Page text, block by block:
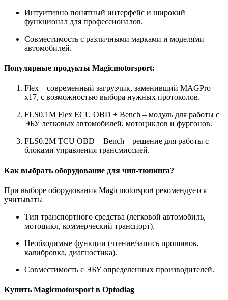
Интуитивно понятный интерфейс и широкий
функционал для профессионалов.
Совместимость с различными марками и моделями
автомобилей.
Популярные продукты Magicmotorsport:
Flex – современный загрузчик, заменивший MAGPro
x17, с возможностью выбора нужных протоколов.
FLS0.1M Flex ECU OBD + Bench – модуль для работы с
ЭБУ легковых автомобилей, мотоциклов и фургонов.
FLS0.2M TCU OBD + Bench – решение для работы с
блоками управления трансмиссией.
Как выбрать оборудование для чип-тюнинга?
При выборе оборудования Magicmotorsport рекомендуется
учитывать:
Тип транспортного средства (легковой автомобиль,
мотоцикл, коммерческий транспорт).
Необходимые функции (чтение/запись прошивок,
калибровка, диагностика).
Совместимость с ЭБУ определенных производителей.
Купить Magicmotorsport в Optodiag